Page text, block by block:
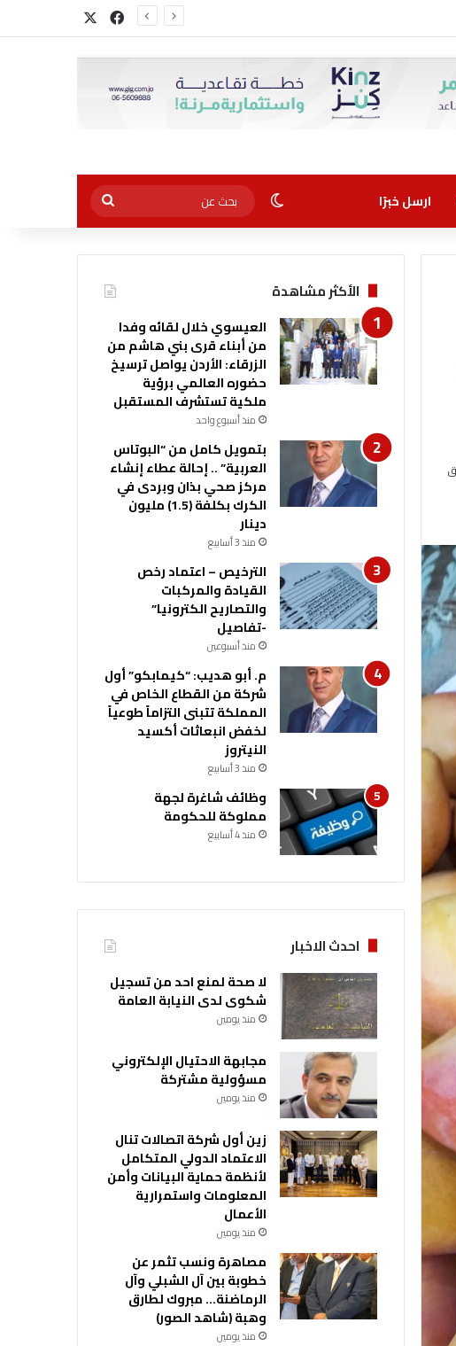
فيسبوك
ارسل خبرًا الوضع المظلم
بحث
عن
الأكثر مشاهدة
العيسوي خلال لقائه وفدا
من أبناء قرى بني هاشم من
الزرقاء: الأردن يواصل ترسيخ
حضوره العالمي برؤية
ملكية تستشرف المستقبل
منذ أسبوع واحد
بتمويل كامل من “البوتاس
العربية” .. إحالة عطاء إنشاء
مركز صحي بذان وبردى في
الكرك بكلفة (1.5) مليون
دينار
منذ 3 أسابيع
الترخيص – اعتماد رخص
القيادة والمركبات
والتصاريح الكترونيا”
-تفاصيل
منذ أسبوعين
م. أبو هديب: “كيمابكو” أول
شركة من القطاع الخاص في
المملكة تتبنى التزاماً طوعياً
لخفض انبعاثات أكسيد
النيتروز
منذ 3 أسابيع
وظائف شاغرة لجهة
مملوكة للحكومة
منذ 4 أسابيع
احدث الاخبار
لا صحة لمنع احد من تسجيل
شكوى لدى النيابة العامة
منذ يومين
مجابهة الاحتيال الإلكتروني
مسؤولية مشتركة
منذ يومين
زين أول شركة اتصالات تنال
الاعتماد الدولي المتكامل
لأنظمة حماية البيانات وأمن
المعلومات واستمرارية
الأعمال
منذ يومين
مصاهرة ونسب تثمر عن
خطوبة بين آل الشبلي وآل
الرماضنة… مبروك لطارق
وهبة (شاهد الصور)
منذ يومين